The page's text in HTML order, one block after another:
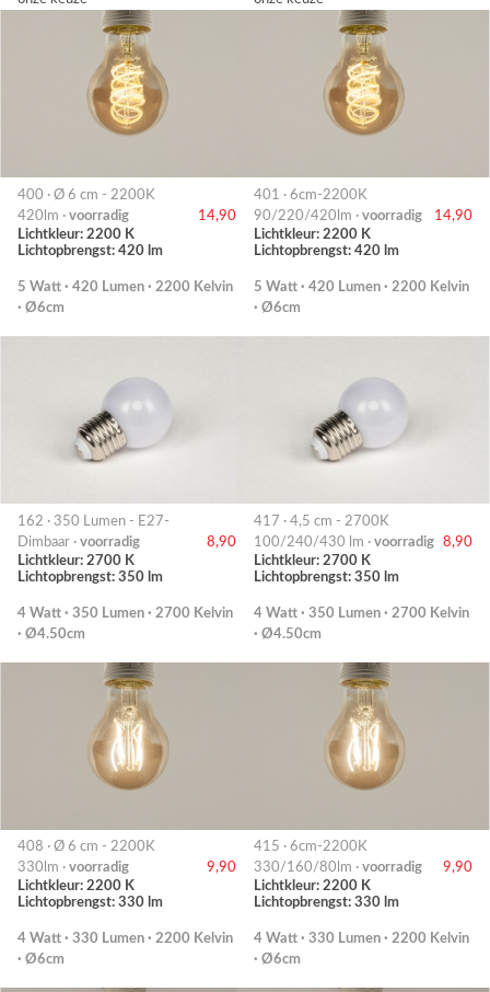
400 · Ø 6 cm - 2200K
420lm · voorradig
14,90
Lichtkleur: 2200 K
Lichtopbrengst: 420 lm
5 Watt · 420 Lumen · 2200 Kelvin
· Ø6cm
401 · 6cm-2200K
90/220/420lm · voorradig
14,90
Lichtkleur: 2200 K
Lichtopbrengst: 420 lm
5 Watt · 420 Lumen · 2200 Kelvin
· Ø6cm
162 · 350 Lumen - E27-
Dimbaar · voorradig
8,90
Lichtkleur: 2700 K
Lichtopbrengst: 350 lm
4 Watt · 350 Lumen · 2700 Kelvin
· Ø4.50cm
417 · 4,5 cm - 2700K
100/240/430 lm · voorradig
8,90
Lichtkleur: 2700 K
Lichtopbrengst: 350 lm
4 Watt · 350 Lumen · 2700 Kelvin
· Ø4.50cm
408 · Ø 6 cm - 2200K
330lm · voorradig
9,90
Lichtkleur: 2200 K
Lichtopbrengst: 330 lm
4 Watt · 330 Lumen · 2200 Kelvin
· Ø6cm
415 · 6cm-2200K
330/160/80lm · voorradig
9,90
Lichtkleur: 2200 K
Lichtopbrengst: 330 lm
4 Watt · 330 Lumen · 2200 Kelvin
· Ø6cm